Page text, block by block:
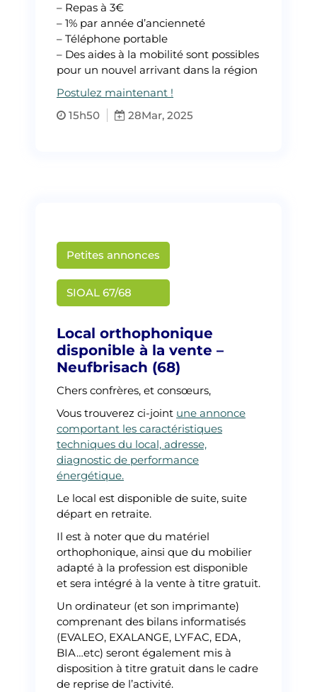
– Repas à 3€
– 1% par année d’ancienneté
– Téléphone portable
– Des aides à la mobilité sont possibles
pour un nouvel arrivant dans la région
Postulez maintenant !
15h50
28Mar, 2025
Petites annonces
SIOAL 67/68
Local orthophonique
disponible à la vente –
Neufbrisach (68)
Chers confrères, et consœurs,
Vous trouverez ci-joint une annonce
comportant les caractéristiques
techniques du local, adresse,
diagnostic de performance
énergétique.
Le local est disponible de suite, suite
départ en retraite.
Il est à noter que du matériel
orthophonique, ainsi que du mobilier
adapté à la profession est disponible
et sera intégré à la vente à titre gratuit.
Un ordinateur (et son imprimante)
comprenant des bilans informatisés
(EVALEO, EXALANGE, LYFAC, EDA,
BIA…etc) seront également mis à
disposition à titre gratuit dans le cadre
de reprise de l’activité.